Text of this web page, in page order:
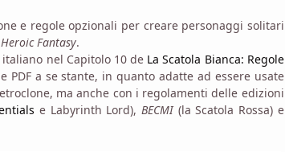
e regole opzionali per creare personaggi solitari
Heroic Fantasy.
nel Capitolo 10 de La Scatola Bianca: Regole
PDF a se stante, in quanto adatte ad essere usate
ma anche con i regolamenti delle edizioni
e Labyrinth Lord), BECMI(la Scatola Rossa) e